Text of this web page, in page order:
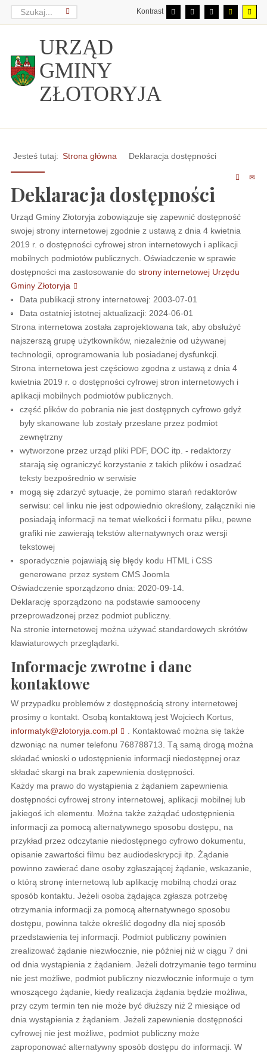
Kontrast
URZĄD
GMINY
ZŁOTORYJA
Jesteś tutaj: Strona główna Deklaracja dostępności
Deklaracja dostępności
Urząd Gminy Złotoryja zobowiązuje się zapewnić dostępność
swojej strony internetowej zgodnie z ustawą z dnia 4 kwietnia
2019 r. o dostępności cyfrowej stron internetowych i aplikacji
mobilnych podmiotów publicznych. Oświadczenie w sprawie
dostępności ma zastosowanie do strony internetowej Urzędu
Gminy Złotoryja
Data publikacji strony internetowej: 2003-07-01
Data ostatniej istotnej aktualizacji: 2024-06-01
Strona internetowa została zaprojektowana tak, aby obsłużyć
najszerszą grupę użytkowników, niezależnie od używanej
technologii, oprogramowania lub posiadanej dysfunkcji.
Strona internetowa jest częściowo zgodna z ustawą z dnia 4
kwietnia 2019 r. o dostępności cyfrowej stron internetowych i
aplikacji mobilnych podmiotów publicznych.
część plików do pobrania nie jest dostępnych cyfrowo gdyż
były skanowane lub zostały przesłane przez podmiot
zewnętrzny
wytworzone przez urząd pliki PDF, DOC itp. - redaktorzy
starają się ograniczyć korzystanie z takich plików i osadzać
teksty bezpośrednio w serwisie
mogą się zdarzyć sytuacje, że pomimo starań redaktorów
serwisu: cel linku nie jest odpowiednio określony, załączniki nie
posiadają informacji na temat wielkości i formatu pliku, pewne
grafiki nie zawierają tekstów alternatywnych oraz wersji
tekstowej
sporadycznie pojawiają się błędy kodu HTML i CSS
generowane przez system CMS Joomla
Oświadczenie sporządzono dnia: 2020-09-14.
Deklarację sporządzono na podstawie samooceny
przeprowadzonej przez podmiot publiczny.
Na stronie internetowej można używać standardowych skrótów
klawiaturowych przeglądarki.
Informacje zwrotne i dane
kontaktowe
W przypadku problemów z dostępnością strony internetowej
prosimy o kontakt. Osobą kontaktową jest Wojciech Kortus,
informatyk@zlotoryja.com.pl
. Kontaktować można się także
dzwoniąc na numer telefonu 768788713 . Tą samą drogą można
składać wnioski o udostępnienie informacji niedostępnej oraz
składać skargi na brak zapewnienia dostępności.
Każdy ma prawo do wystąpienia z żądaniem zapewnienia
dostępności cyfrowej strony internetowej, aplikacji mobilnej lub
jakiegoś ich elementu. Można także zażądać udostępnienia
informacji za pomocą alternatywnego sposobu dostępu, na
przykład przez odczytanie niedostępnego cyfrowo dokumentu,
opisanie zawartości filmu bez audiodeskrypcji itp. Żądanie
powinno zawierać dane osoby zgłaszającej żądanie, wskazanie,
o którą stronę internetową lub aplikację mobilną chodzi oraz
sposób kontaktu. Jeżeli osoba żądająca zgłasza potrzebę
otrzymania informacji za pomocą alternatywnego sposobu
dostępu, powinna także określić dogodny dla niej sposób
przedstawienia tej informacji. Podmiot publiczny powinien
zrealizować żądanie niezwłocznie, nie później niż w ciągu 7 dni
od dnia wystąpienia z żądaniem. Jeżeli dotrzymanie tego terminu
nie jest możliwe, podmiot publiczny niezwłocznie informuje o tym
wnoszącego żądanie, kiedy realizacja żądania będzie możliwa,
przy czym termin ten nie może być dłuższy niż 2 miesiące od
dnia wystąpienia z żądaniem. Jeżeli zapewnienie dostępności
cyfrowej nie jest możliwe, podmiot publiczny może
zaproponować alternatywny sposób dostępu do informacji. W